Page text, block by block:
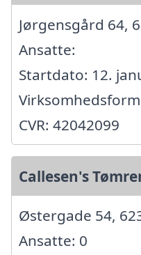
Jørgensgård 64,
Ansatte:
Startdato: 12.
CVR: 42042099
Callesen's
Østergade 54,
Ansatte: 0